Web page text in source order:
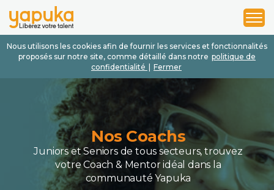
Nous utilisons les cookies afin de fournir les services et fonctionnalités
proposés sur notre site, comme détaillé dans notre politique de
confidentialité
Fermer
1
2
3
Nos Coachs
Juniors et Seniors de tous secteurs, trouvez
votre Coach & Mentor idéal dans la
communauté Yapuka